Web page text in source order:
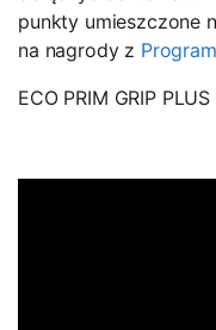
punkty umieszczone
na nagrody z
ECO PRIM GRIP